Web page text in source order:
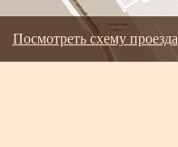
Посмотреть схему проезда